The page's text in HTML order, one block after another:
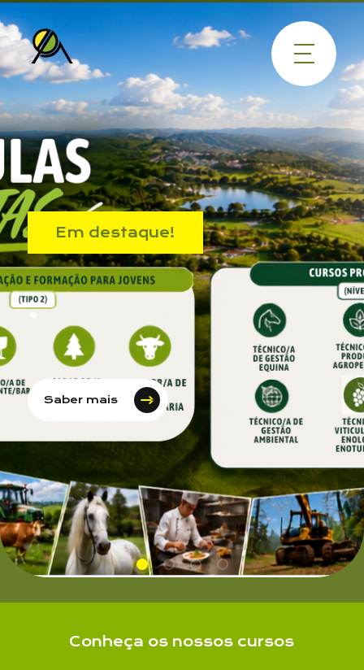
Nome
Em destaque!
.
Saber mais
Conheça os nossos cursos